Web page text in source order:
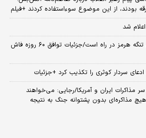
بودند، از این موضوع سوءاستفاده کردند +فیلم
شد
العربیه: توافق بازگشایی تنگه هرمز در راه است/جزئیات توافق ۶۰ روزه فاش
ادعای سردار کوثری را تکذیب کرد +جزئیات
مذاکرات ایران و آمریکا/رجایی: می‌خواهند
مذاکره‌ای بدون پشتوانه جنگ به نتیجه